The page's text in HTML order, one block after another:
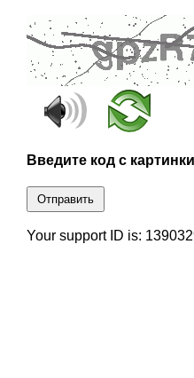
Введите код с
Отправить
Your support ID is: